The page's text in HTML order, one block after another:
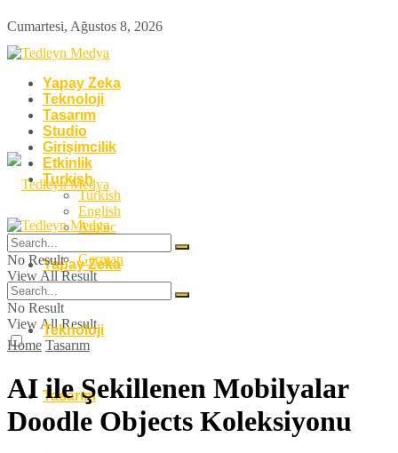
Cumartesi, Ağustos 8, 2026
Yapay Zeka
Teknoloji
Tasarım
Studio
Girişimcilik
Etkinlik
Turkish
Turkish
English
Arabic
German
No Result
View All Result
Yapay Zeka
Teknoloji
Tasarım
No Result
View All Result
Home Tasarım
AI ile Şekillenen Mobilyalar
Doodle Objects Koleksiyonu